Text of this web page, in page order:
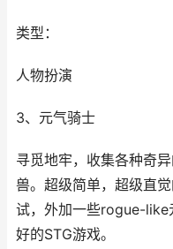
类型：
人物扮演
3、元气骑士
寻觅地牢，收集各种奇
兽。超级简单，超级直
试，外加一些rogue-like
好的STG游戏。